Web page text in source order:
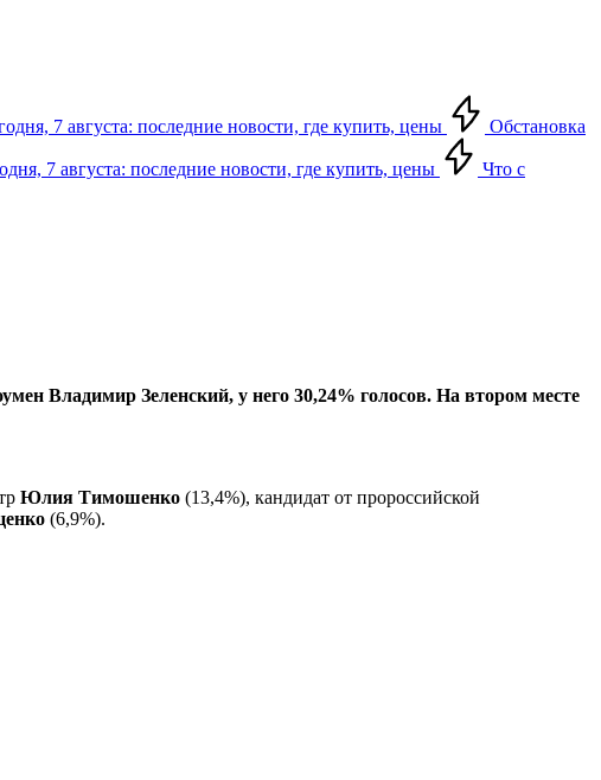
7 августа: последние новости, где купить, цены Обстановка
7 августа: последние новости, где купить, цены
Что с
Владимир Зеленский, у него 30,24% голосов. На втором месте
Юлия Тимошенко (13,4%), кандидат от пророссийской
(6,9%).